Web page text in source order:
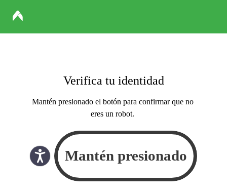
Verifica tu identidad
Mantén presionado el botón para confirmar que no
eres un robot.